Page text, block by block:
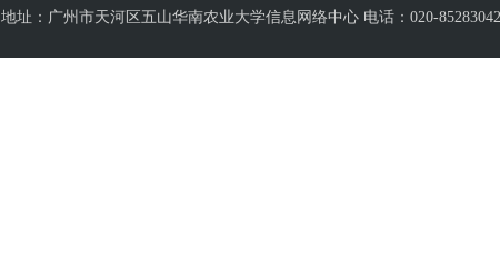
地址：广州市天河区五山华南农业大学信息网络中心 电话：020-85283042